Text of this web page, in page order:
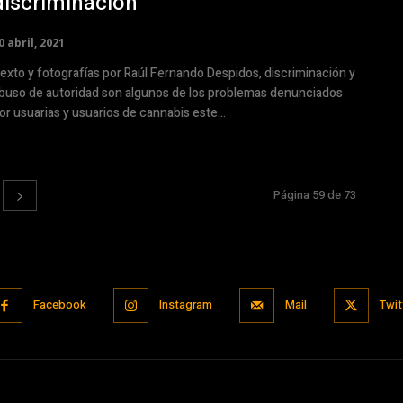
abril, 2021
y fotografías por Raúl Fernando Despidos, discriminación y
de autoridad son algunos de los problemas denunciados
usuarias y usuarios de cannabis este...
Página 59 de 73
Facebook Instagram Mail